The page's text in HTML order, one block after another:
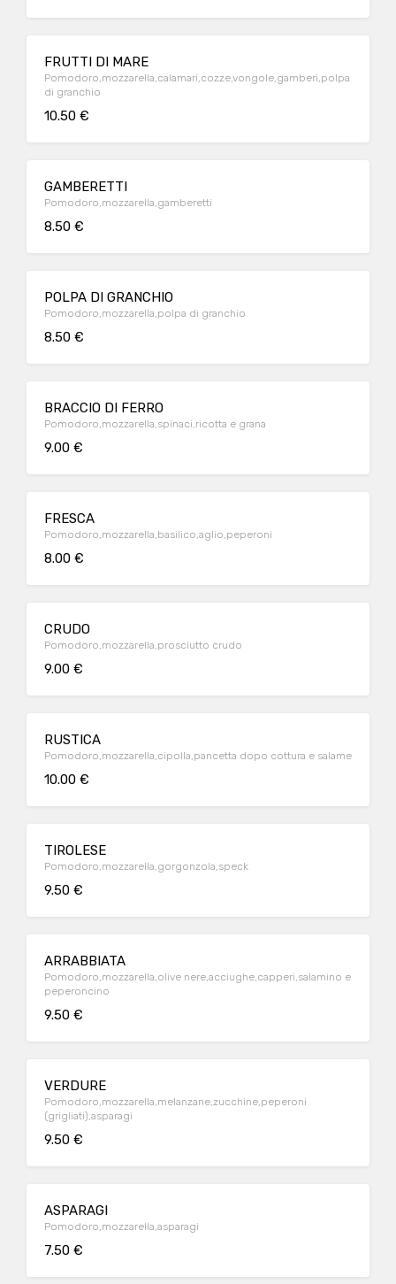
FRUTTI DI MARE
Pomodoro,mozzarella,calamari,cozze,vongole,gamberi,polpa
di granchio
10.50 €
GAMBERETTI
Pomodoro,mozzarella,gamberetti
8.50 €
POLPA DI GRANCHIO
Pomodoro,mozzarella,polpa di granchio
8.50 €
BRACCIO DI FERRO
Pomodoro,mozzarella,spinaci,ricotta e grana
9.00 €
FRESCA
Pomodoro,mozzarella,basilico,aglio,peperoni
8.00 €
CRUDO
Pomodoro,mozzarella,prosciutto crudo
9.00 €
RUSTICA
Pomodoro,mozzarella,cipolla,pancetta dopo cottura e salame
10.00 €
TIROLESE
Pomodoro,mozzarella,gorgonzola,speck
9.50 €
ARRABBIATA
Pomodoro,mozzarella,olive nere,acciughe,capperi,salamino e
peperoncino
9.50 €
VERDURE
Pomodoro,mozzarella,melanzane,zucchine,peperoni
(grigliati),asparagi
9.50 €
ASPARAGI
Pomodoro,mozzarella,asparagi
7.50 €